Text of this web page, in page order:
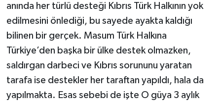
anında her türlü desteği Kıbrıs Türk Halkının yok
edilmesini önlediği, bu sayede ayakta kaldığı
bilinen bir gerçek. Masum Türk Halkına
Türkiye’den başka bir ülke destek olmazken,
saldırgan darbeci ve Kıbrıs sorununu yaratan
tarafa ise destekler her taraftan yapıldı, hala da
yapılmakta. Esas sebebi de işte O güya 3 aylık